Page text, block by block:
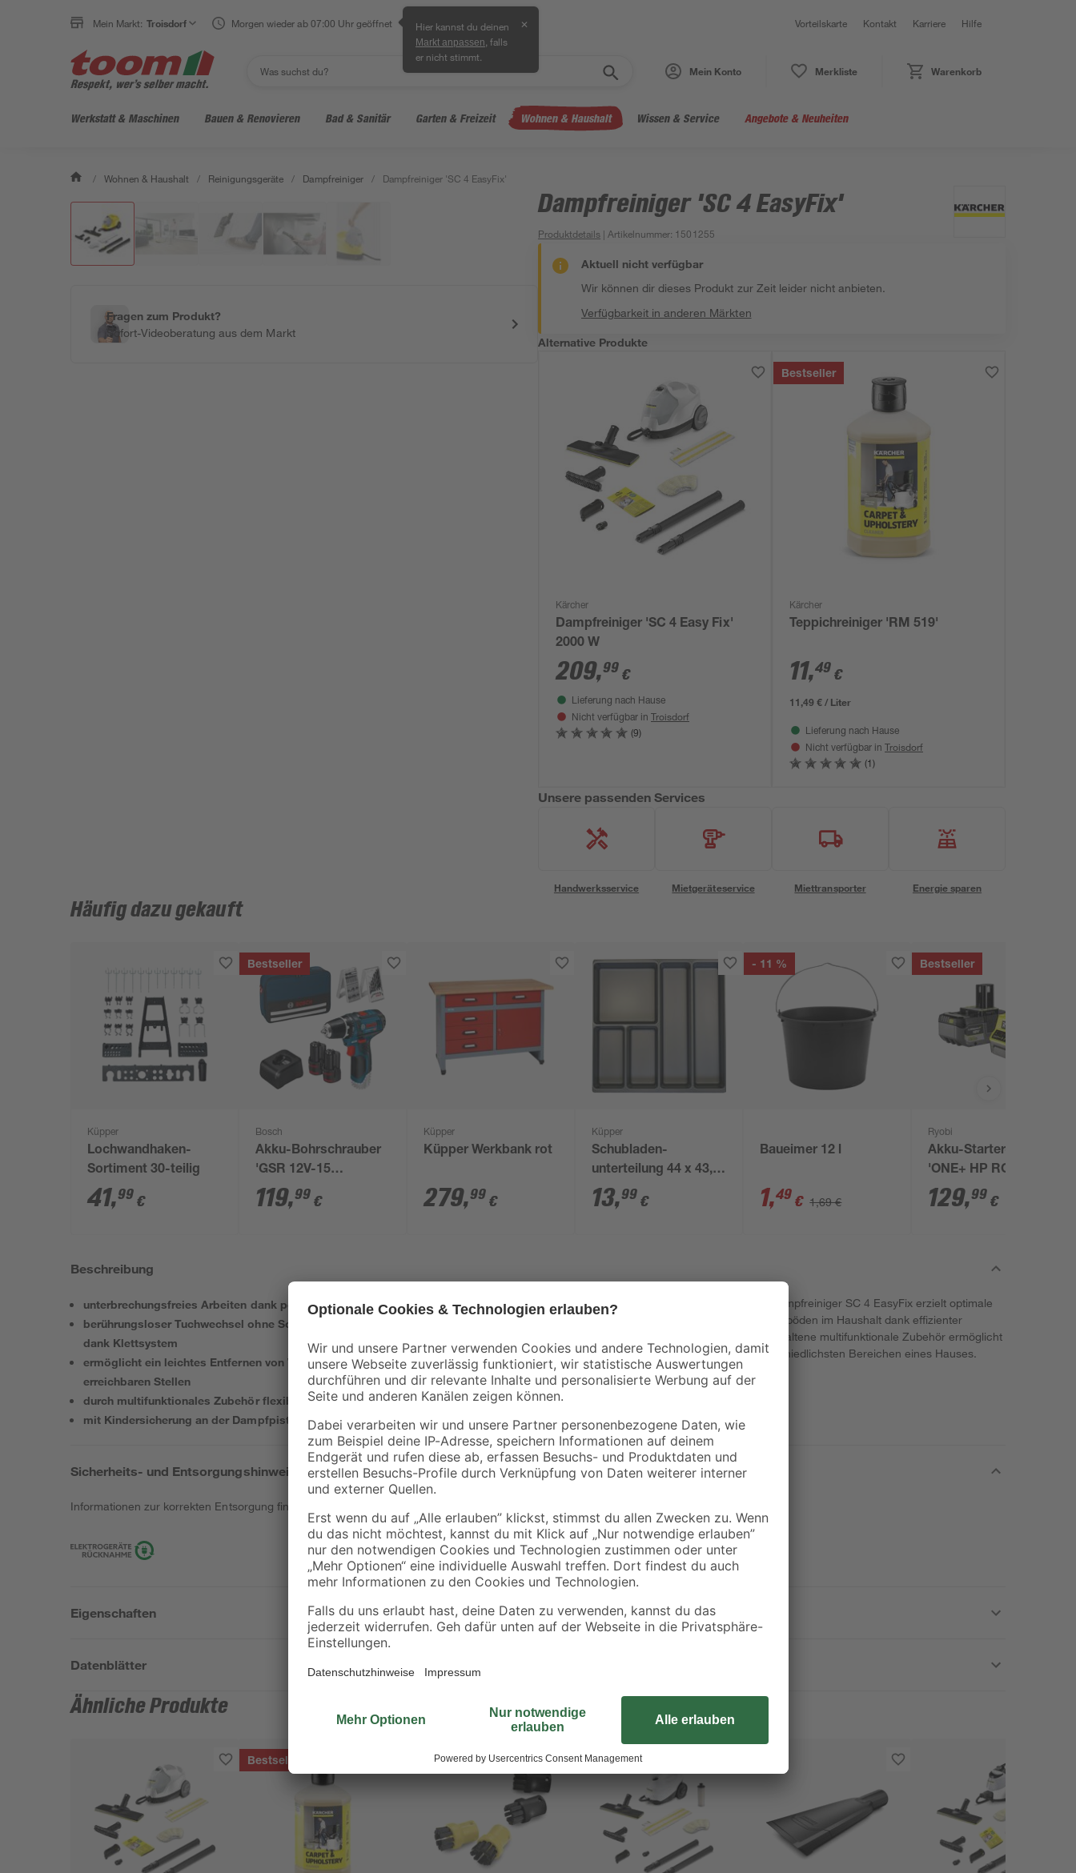
Mein Markt: Troisdorf Morgen wieder ab 07:00 Uhr geöffnet Hier kannst du deinen
Markt anpassen , falls
er nicht stimmt.
✕ Vorteilskarte Kontakt Karriere Hilfe
Mein Konto Merkliste Warenkorb
Werkstatt & Maschinen Bauen & Renovieren Bad & Sanitär Garten & Freizeit Wohnen & Haushalt Wissen & Service Angebote & Neuheiten
/ Wohnen & Haushalt / Reinigungsgeräte / Dampfreiniger / Dampfreiniger 'SC 4 EasyFix'
Fragen zum Produkt?
Sofort-Videoberatung aus dem Markt
Dampfreiniger 'SC 4 EasyFix'
Produktdetails | Artikelnummer: 1501255
Aktuell nicht verfügbar
Wir können dir dieses Produkt zur Zeit leider nicht anbieten.
Verfügbarkeit in anderen Märkten
Alternative Produkte
Kärcher
Dampfreiniger 'SC 4 Easy Fix'
2000 W
209,99 €
Lieferung nach Hause
Nicht verfügbar in Troisdorf
(9)
Bestseller
Kärcher
Teppichreiniger 'RM 519'
11,49 €
11,49 € / Liter
Lieferung nach Hause
Nicht verfügbar in Troisdorf
(1)
Unsere passenden Services
Handwerksservice Mietgeräteservice Miettransporter Energie sparen
Häufig dazu gekauft
Küpper
Lochwandhaken-
Sortiment 30-teilig
41,99 €
Bestseller
Bosch
Akku-Bohrschrauber
'GSR 12V-15
Professional' mit 2
Akkus, Tasche und
119,99 €
Küpper
Küpper Werkbank rot
279,99 €
Küpper
Schubladen-
unterteilung 44 x 43,5
x 6 cm
13,99 €
- 11 %
Baueimer 12 l
1,49 € 1,69 €
Bestseller
Ryobi
Akku-Starter-Set
'ONE+ HP RC18120-
150X' 18 V 5,0 Ah mit
Akku und Ladegerät
129,99 €
Beschreibung
unterbrechungsfreies Arbeiten dank permanent befüllbaren Wassertank
berührungsloser Tuchwechsel ohne Schmutzkontakt und komfortables Anbringen
dank Klettsystem
ermöglicht ein leichtes Entfernen von Verschmutzungen, auch an schwer
erreichbaren Stellen
durch multifunktionales Zubehör flexibel im Haushalt einsetzbar
mit Kindersicherung an der Dampfpistole
Reinigen auf höchstem Niveau: Der Kärcher Dampfreiniger SC 4 EasyFix erzielt optimale
Reinigungsergebnisse auf verschiedensten Hartböden im Haushalt dank effizienter
Lamellentechnologie. Das im Lieferumfang enthaltene multifunktionale Zubehör ermöglicht
einen sofortigen flexiblen Einsatz in den unterschiedlichsten Bereichen eines Hauses.
Sicherheits- und Entsorgungshinweise
Informationen zur korrekten Entsorgung findest du
Eigenschaften
Datenblätter
Ähnliche Produkte
Bestseller Bestseller